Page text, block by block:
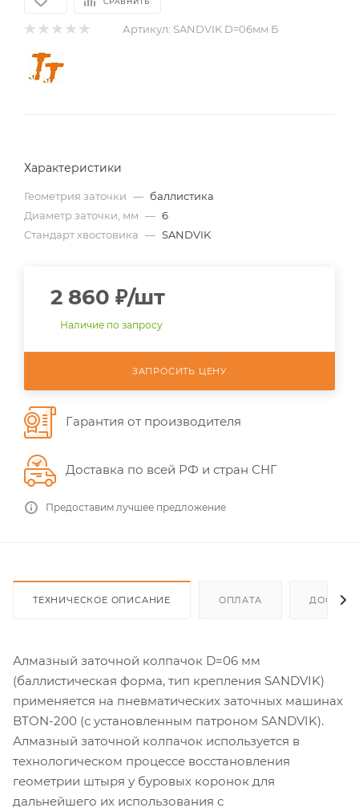
Артикул: SANDVIK D=06мм Б
Характеристики
Геометрия заточки — баллистика
Диаметр заточки, мм — 6
Стандарт хвостовика — SANDVIK
2 860 ₽/шт
Наличие по запросу
ЗАПРОСИТЬ ЦЕНУ
Гарантия от производителя
Доставка по всей РФ и стран СНГ
Предоставим лучшее предложение
ТЕХНИЧЕСКОЕ ОПИСАНИЕ ОПЛАТА
Алмазный заточной колпачок D=06 мм
(баллистическая форма, тип крепления SANDVIK)
применяется на пневматических заточных машинах
BTON-200 (с установленным патроном SANDVIK).
Алмазный заточной колпачок используется в
технологическом процессе восстановления
геометрии штыря у буровых коронок для
дальнейшего их использования с